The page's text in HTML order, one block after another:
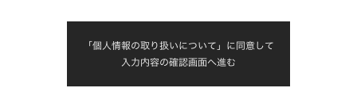
「個人情報の取り扱いについて」に同意して
入力内容の確認画面へ進む